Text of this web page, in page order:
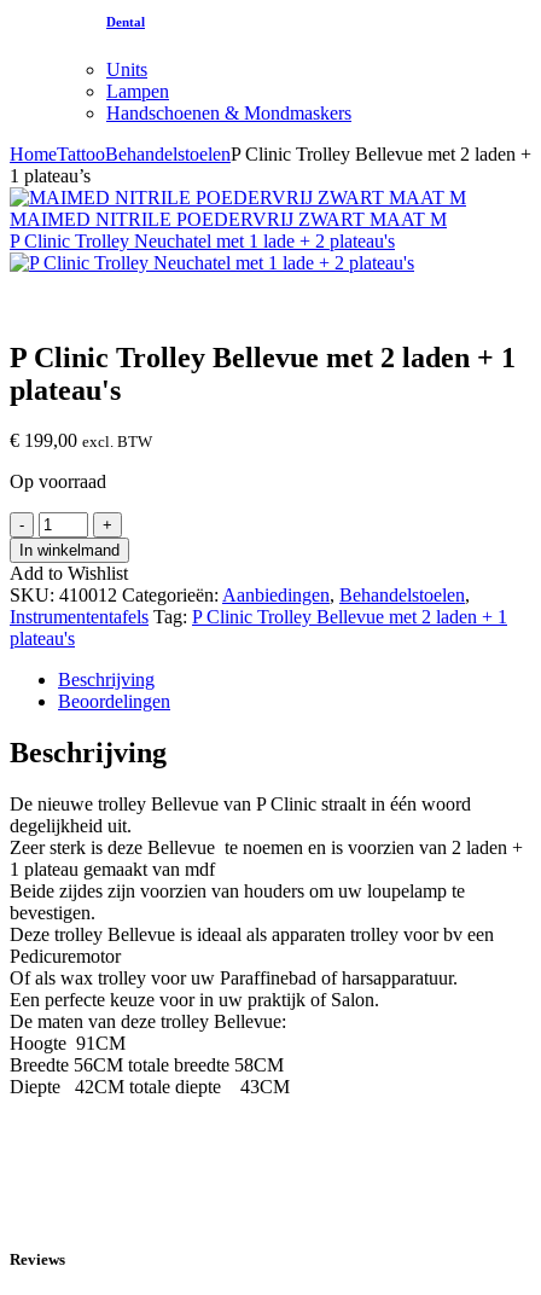
Dental
Units
Lampen
Handschoenen & Mondmaskers
HomeTattooBehandelstoelenP Clinic Trolley Bellevue met 2 laden +
1 plateau’s
MAIMED NITRILE POEDERVRIJ ZWART MAAT M
P Clinic Trolley Neuchatel met 1 lade + 2 plateau's
P Clinic Trolley Bellevue met 2 laden + 1
plateau's
€ 199,00 excl. BTW
Op voorraad
-
P
Clinic
Trolley
Bellevue
met
2
laden
+
1
plateau's
hoeveelheid
+
In winkelmand
Add to Wishlist
SKU: 410012 Categorieën: Aanbiedingen, Behandelstoelen,
Instrumententafels Tag: P Clinic Trolley Bellevue met 2 laden + 1
plateau's
Beschrijving
Beoordelingen
Beschrijving
De nieuwe trolley Bellevue van P Clinic straalt in één woord
degelijkheid uit.
Zeer sterk is deze Bellevue te noemen en is voorzien van 2 laden +
1 plateau gemaakt van mdf
Beide zijdes zijn voorzien van houders om uw loupelamp te
bevestigen.
Deze trolley Bellevue is ideaal als apparaten trolley voor bv een
Pedicuremotor
Of als wax trolley voor uw Paraffinebad of harsapparatuur.
Een perfecte keuze voor in uw praktijk of Salon.
De maten van deze trolley Bellevue:
Hoogte 91CM
Breedte 56CM totale breedte 58CM
Diepte
42CM totale diepte 43CM
Reviews